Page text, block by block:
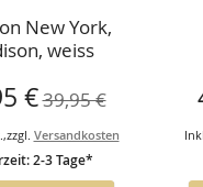
New York,
weiss
€39,95 €
,zzgl. Versandkosten
2-3 Tage*